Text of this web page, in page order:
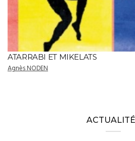
ATARRABI ET MIKELATS
Agnès NODEN